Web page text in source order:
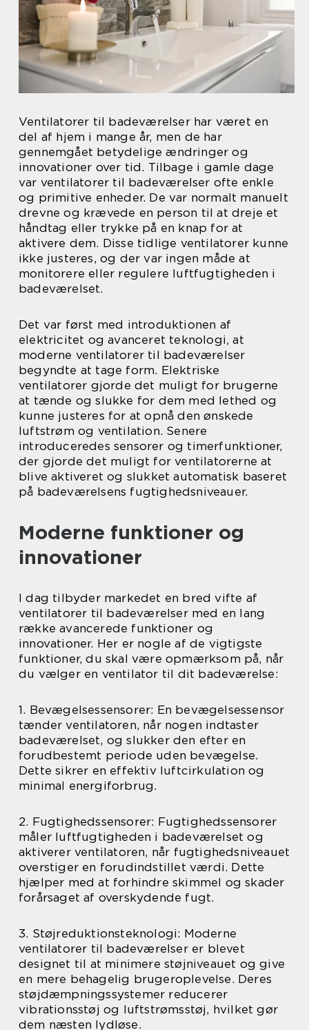
Ventilatorer til badeværelser har været en
del af hjem i mange år, men de har
gennemgået betydelige ændringer og
innovationer over tid. Tilbage i gamle dage
var ventilatorer til badeværelser ofte enkle
og primitive enheder. De var normalt manuelt
drevne og krævede en person til at dreje et
håndtag eller trykke på en knap for at
aktivere dem. Disse tidlige ventilatorer kunne
ikke justeres, og der var ingen måde at
monitorere eller regulere luftfugtigheden i
badeværelset.
Det var først med introduktionen af
elektricitet og avanceret teknologi, at
moderne ventilatorer til badeværelser
begyndte at tage form. Elektriske
ventilatorer gjorde det muligt for brugerne
at tænde og slukke for dem med lethed og
kunne justeres for at opnå den ønskede
luftstrøm og ventilation. Senere
introduceredes sensorer og timerfunktioner,
der gjorde det muligt for ventilatorerne at
blive aktiveret og slukket automatisk baseret
på badeværelsens fugtighedsniveauer.
Moderne funktioner og
innovationer
I dag tilbyder markedet en bred vifte af
ventilatorer til badeværelser med en lang
række avancerede funktioner og
innovationer. Her er nogle af de vigtigste
funktioner, du skal være opmærksom på, når
du vælger en ventilator til dit badeværelse:
1. Bevægelsessensorer: En bevægelsessensor
tænder ventilatoren, når nogen indtaster
badeværelset, og slukker den efter en
forudbestemt periode uden bevægelse.
Dette sikrer en effektiv luftcirkulation og
minimal energiforbrug.
2. Fugtighedssensorer: Fugtighedssensorer
måler luftfugtigheden i badeværelset og
aktiverer ventilatoren, når fugtighedsniveauet
overstiger en forudindstillet værdi. Dette
hjælper med at forhindre skimmel og skader
forårsaget af overskydende fugt.
3. Støjreduktionsteknologi: Moderne
ventilatorer til badeværelser er blevet
designet til at minimere støjniveauet og give
en mere behagelig brugeroplevelse. Deres
støjdæmpningssystemer reducerer
vibrationsstøj og luftstrømsstøj, hvilket gør
dem næsten lydløse.